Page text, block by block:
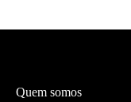
Quem somos